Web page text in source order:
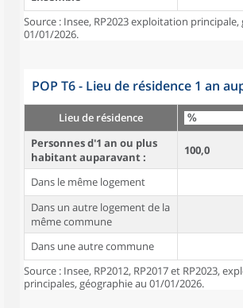
Source : Insee, RP2023 exploitation principale,
01/01/2026.
POP T6 - Lieu de résidence 1 an
Lieu de résidence
Personnes d'1 an ou plus
habitant auparavant :
100,0
Dans le même logement
Dans un autre logement de la
même commune
Dans une autre commune
Source : Insee, RP2012, RP2017 et RP2023,
principales, géographie au 01/01/2026.